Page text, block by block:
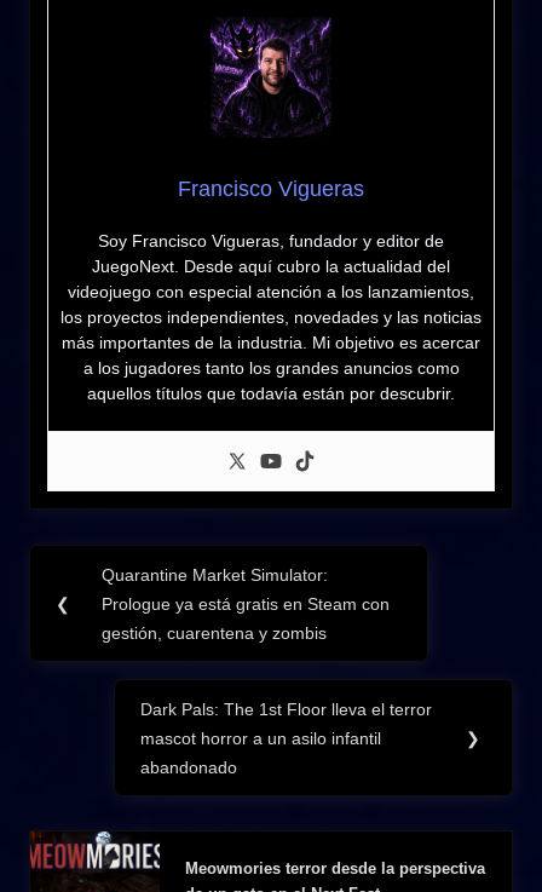
Francisco Vigueras
Soy Francisco Vigueras, fundador y editor de
JuegoNext. Desde aquí cubro la actualidad del
videojuego con especial atención a los lanzamientos,
los proyectos independientes, novedades y las noticias
más importantes de la industria. Mi objetivo es acercar
a los jugadores tanto los grandes anuncios como
aquellos títulos que todavía están por descubrir.
Navegación
de
entradas
❮
Previous
Post:
Quarantine Market Simulator:
Prologue ya está gratis en Steam con
gestión, cuarentena y zombis
Next
Post:
Dark Pals: The 1st Floor lleva el terror
mascot horror a un asilo infantil
abandonado
❯
Meowmories terror desde la perspectiva